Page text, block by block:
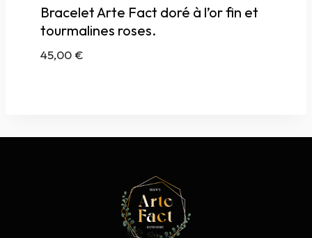
Bracelet Arte Fact doré à l’or fin et
tourmalines roses.
45,00€